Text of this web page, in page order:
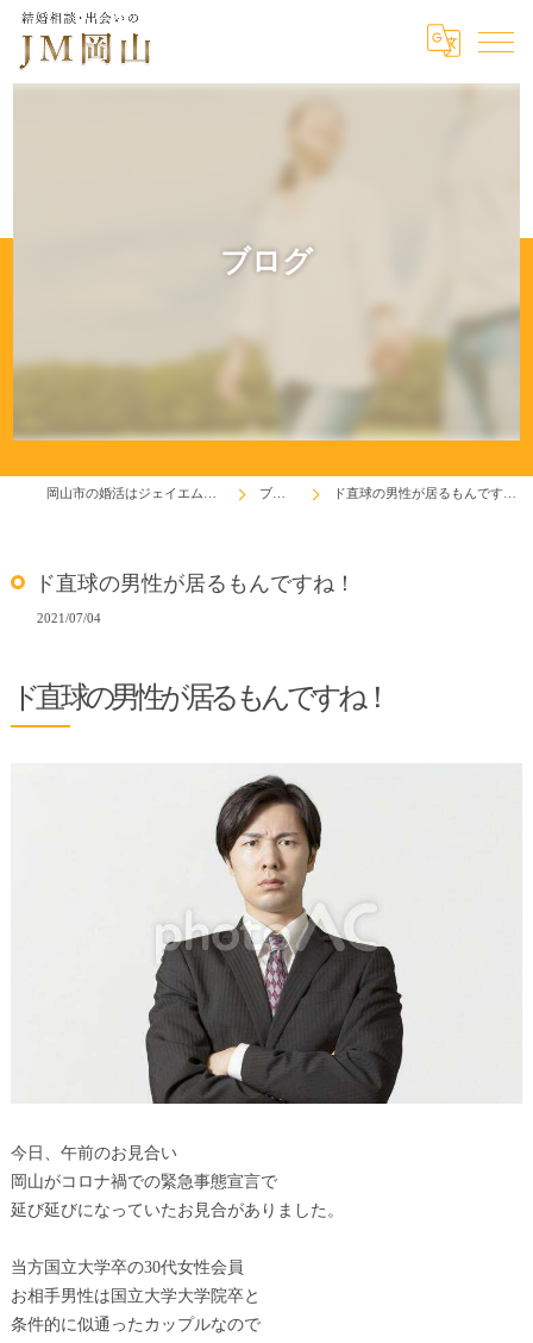
ブログ
ブログ ド直球の男性が居るもんですね！
ド直球の男性が居るもんですね！
2021/07/04
ド直球の男性が居るもんですね！
今日、午前のお見合い
岡山がコロナ禍での緊急事態宣言で
延び延びになっていたお見合がありました。
当方国立大学卒の30代女性会員
お相手男性は国立大学大学院卒と
条件的に似通ったカップルなので